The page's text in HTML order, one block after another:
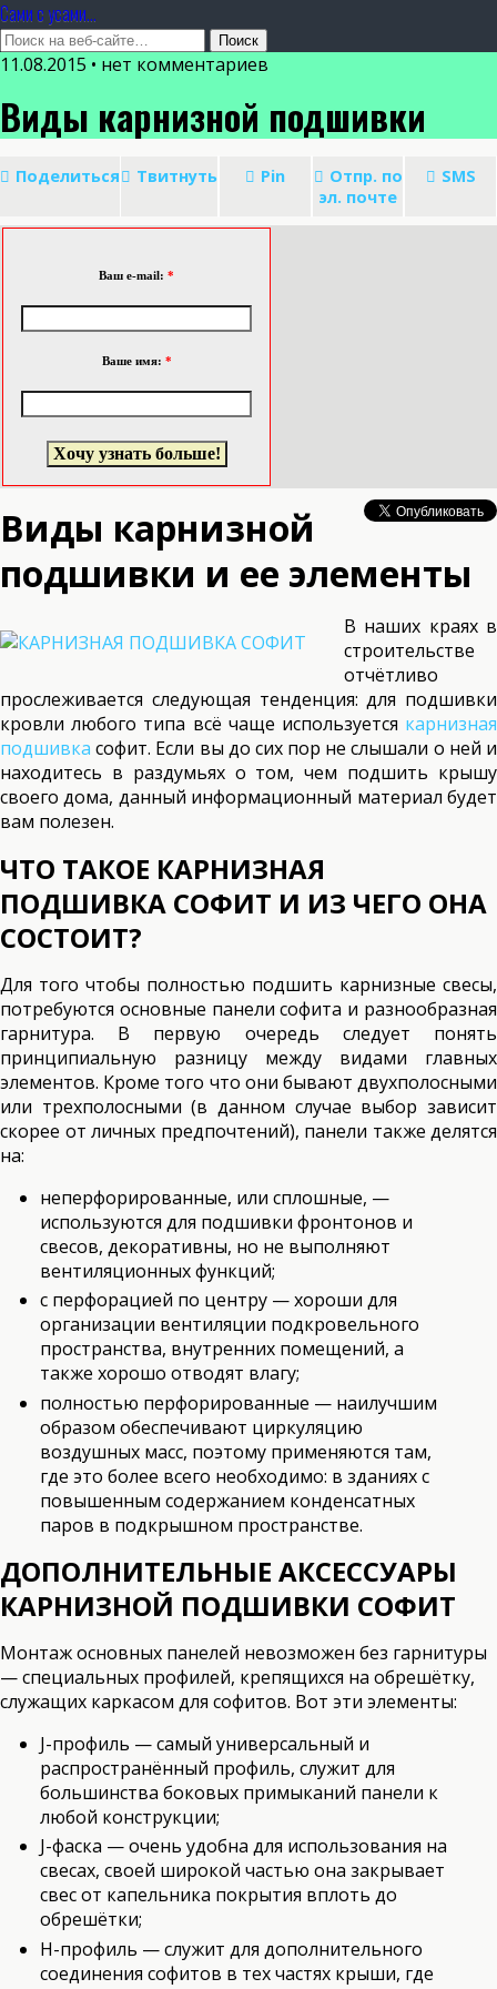
Сами с усами...
11.08.2015 • нет комментариев
Виды карнизной подшивки
Поделиться Твитнуть Pin
Отпр. по
эл. почте
SMS
Ваш e-mail: *
Ваше имя: *
Виды карнизной
подшивки и ее элементы
В наших краях в
строительстве
отчётливо
прослеживается следующая тенденция: для подшивки
кровли любого типа всё чаще используется карнизная
подшивка софит. Если вы до сих пор не слышали о ней и
находитесь в раздумьях о том, чем подшить крышу
своего дома, данный информационный материал будет
вам полезен.
ЧТО ТАКОЕ КАРНИЗНАЯ
ПОДШИВКА СОФИТ И ИЗ ЧЕГО ОНА
СОСТОИТ?
Для того чтобы полностью подшить карнизные свесы,
потребуются основные панели софита и разнообразная
гарнитура. В первую очередь следует понять
принципиальную разницу между видами главных
элементов. Кроме того что они бывают двухполосными
или трехполосными (в данном случае выбор зависит
скорее от личных предпочтений), панели также делятся
на:
неперфорированные, или сплошные, —
используются для подшивки фронтонов и
свесов, декоративны, но не выполняют
вентиляционных функций;
с перфорацией по центру — хороши для
организации вентиляции подкровельного
пространства, внутренних помещений, а
также хорошо отводят влагу;
полностью перфорированные — наилучшим
образом обеспечивают циркуляцию
воздушных масс, поэтому применяются там,
где это более всего необходимо: в зданиях с
повышенным содержанием конденсатных
паров в подкрышном пространстве.
ДОПОЛНИТЕЛЬНЫЕ АКСЕССУАРЫ
КАРНИЗНОЙ ПОДШИВКИ СОФИТ
Монтаж основных панелей невозможен без гарнитуры
— специальных профилей, крепящихся на обрешётку,
служащих каркасом для софитов. Вот эти элементы:
J-профиль — самый универсальный и
распространённый профиль, служит для
большинства боковых примыканий панели к
любой конструкции;
J-фаска — очень удобна для использования на
свесах, своей широкой частью она закрывает
свес от капельника покрытия вплоть до
обрешётки;
H-профиль — служит для дополнительного
соединения софитов в тех частях крыши, где